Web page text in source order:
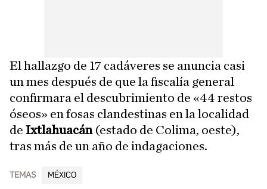
El hallazgo de 17 cadáveres se anuncia casi
un mes después de que la fiscalía general
confirmara el descubrimiento de «44 restos
óseos» en fosas clandestinas en la localidad
de Ixtlahuacán (estado de Colima, oeste),
tras más de un año de indagaciones.
TEMAS MÉXICO